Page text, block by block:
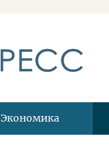
Экономика